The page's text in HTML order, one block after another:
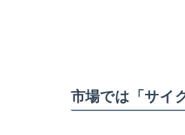
市場では「サイ